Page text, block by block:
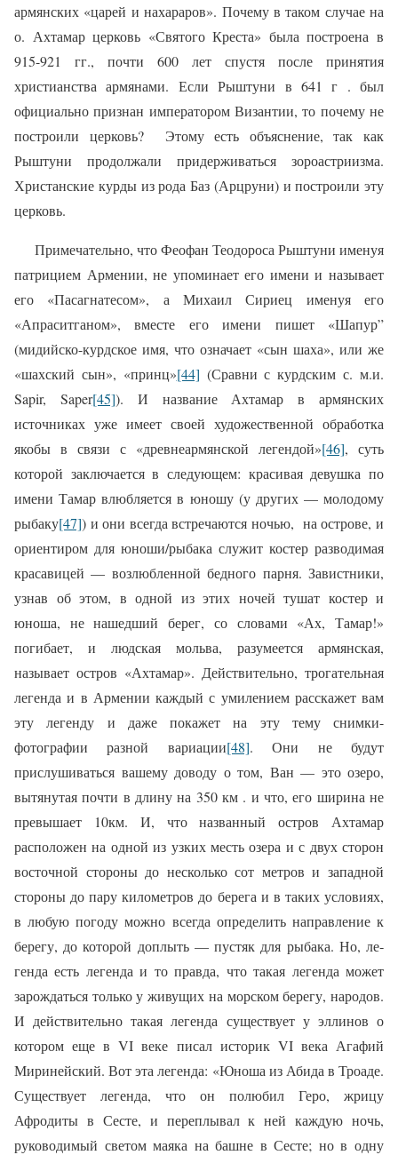
армянских «царей и нахараров». Почему в таком случае на
о. Ахтамар церковь «Святого Креста» была построена в
915-921 гг., почти 600 лет спустя после принятия
христианства армянами. Если Рыштуни в 641 г . был
официально признан императором Византии, то почему не
построили церковь? Этому есть объяснение, так как
Рыштуни продолжали придерживаться зороастриизма.
Христанские курды из рода Баз (Арцруни) и построили эту
церковь.
Примечательно, что Феофан Теодороса Рыштуни именуя
патрицием Армении, не упоминает его имени и называет
его «Пасагнатесом», а Михаил Сириец именуя его
«Апраситганом», вместе его имени пишет «Шапур”
(мидийско-курдское имя, что означает «сын шаха», или же
«шахский сын», «принц»[44] (Сравни с курдским с. м.и.
Sapir, Saper[45]). И название Ахтамар в армянских
источниках уже имеет своей художественной обработка
якобы в связи с «древнеармянской легендой»[46], суть
которой заключается в следующем: красивая девушка по
имени Тамар влюбляется в юношу (у других — молодому
рыбаку[47]) и они всегда встречаются ночью, на острове, и
ориентиром для юноши/рыбака служит костер разводимая
красавицей — возлюбленной бедного парня. Завистники,
узнав об этом, в одной из этих ночей тушат костер и
юноша, не нашедший берег, со словами «Ах, Та­мар!»
погибает, и людская мольва, разумеется армянская,
называет остров «Ахтамар». Действительно, трогательная
легенда и в Армении каждый с уми­лением расскажет вам
эту легенду и даже покажет на эту тему снимки-
фотографии разной вариации[48]. Они не будут
прислушиваться вашему доводу о том, Ван — это озеро,
вытянутая почти в длину на 350 км . и что, его ширина не
превышает 10км. И, что названный остров Ахтамар
расположен на одной из узких месть озера и с двух сторон
восточной стороны до несколько сот метров и западной
стороны до пару километров до берега и в таких условиях,
в любую погоду можно всегда определить направление к
берегу, до которой доплыть — пустяк для рыбака. Но, ле­
генда есть легенда и то правда, что такая легенда может
зарождаться только у живущих на морском берегу, народов.
И действительно такая легенда существует у эллинов о
котором еще в VI веке писал историк VI века Агафий
Миринейский. Вот эта легенда: «Юноша из Абида в Троаде.
Существует легенда, что он полюбил Геро, жрицу
Афродиты в Сесте, и переплывал к ней каждую ночь,
руково­димый светом маяка на башне в Сесте; но в одну